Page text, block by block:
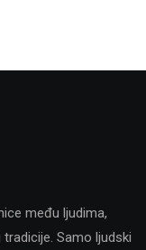
među ljudima,
Samo ljudski